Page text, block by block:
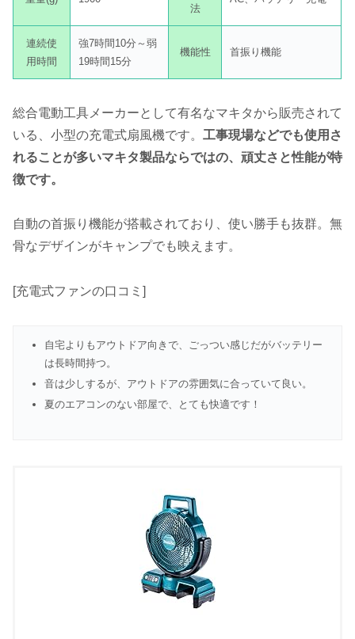
法
連続使
用時間
強7時間10分～弱
19時間15分
機能性 首振り機能
総合電動工具メーカーとして有名なマキタから販売されて
いる、小型の充電式扇風機です。 工事現場などでも使用さ
れることが多いマキタ製品ならではの、頑丈さと性能が特
徴です。
自動の首振り機能が搭載されており、使い勝手も抜群。無
骨なデザインがキャンプでも映えます。
[充電式ファンの口コミ]
自宅よりもアウトドア向きで、ごっつい感じだがバッテリー
は長時間持つ。
音は少しするが、アウトドアの雰囲気に合っていて良い。
夏のエアコンのない部屋で、とても快適です！